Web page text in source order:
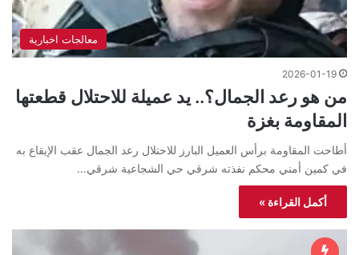
معالجات اخبارية
2026-01-19
من هو رعد الجمال؟.. يد عميلة للاحتلال قطعتها
المقاومة بغزة
أطاحت المقاومة برأس العميل البارز للاحتلال رعد الجمال عقب الإيقاع به
في كمين أمني محكم نفذته شرقي حي الشجاعية شرقي…
أكمل القراءة »